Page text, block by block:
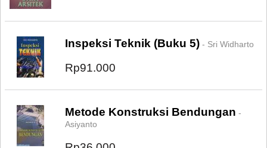
Inspeksi Teknik (Buku 5) - Sri Widharto
Rp91.000
Metode Konstruksi Bendungan -
Asiyanto